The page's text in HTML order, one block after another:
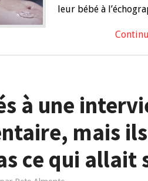
leur bébé à
à une
mais
ce qui allait